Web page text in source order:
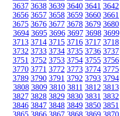
3637 3638 3639 3640 3641 3642
3656 3657 3658 3659 3660 3661
3675 3676 3677 3678 3679 3680
3694 3695 3696 3697 3698 3699
3713 3714 3715 3716 3717 3718
3732 3733 3734 3735 3736 3737
3751 3752 3753 3754 3755 3756
3770 3771 3772 3773 3774 3775
3789 3790 3791 3792 3793 3794
3808 3809 3810 3811 3812 3813
3827 3828 3829 3830 3831 3832
3846 3847 3848 3849 3850 3851
3865 3866 3867 3868 3869 3870